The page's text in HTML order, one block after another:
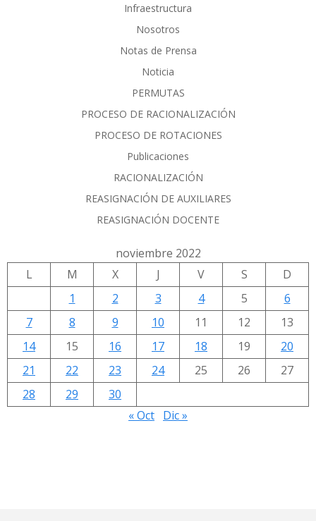
Infraestructura
Nosotros
Notas de Prensa
Noticia
PERMUTAS
PROCESO DE RACIONALIZACIÓN
PROCESO DE ROTACIONES
Publicaciones
RACIONALIZACIÓN
REASIGNACIÓN DE AUXILIARES
REASIGNACIÓN DOCENTE
noviembre 2022
L
M X J V S
D
1
2 3 4 5
6
7
8 9 10 11 12
13
14
15 16 17 18 19
20
21
22 23 24 25 26
27
28
29
30
« Oct Dic »